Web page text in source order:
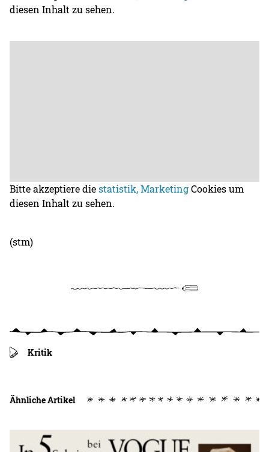
diesen Inhalt zu sehen.
Bitte akzeptiere diestatistik, MarketingCookies um
diesen Inhalt zu sehen.
(stm)
Kritik
Ähnliche Artikel